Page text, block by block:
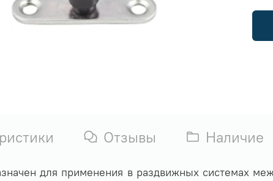
Отзывы Наличие
для применения в раздвижных системах